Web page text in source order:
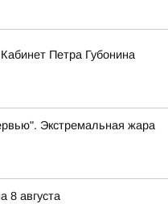
Петра Губонина
Экстремальная жара
8 августа